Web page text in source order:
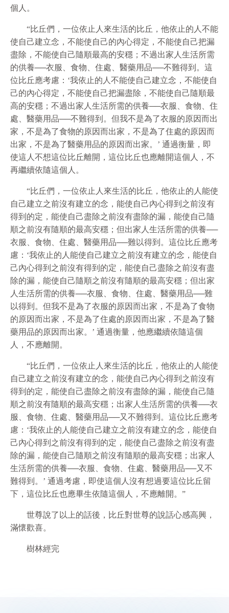
個人。
“比丘們，一位依止人來生活的比丘，他依止的人不能
使自己建立念，不能使自己的內心得定，不能使自己把漏
盡除，不能使自己隨順最高的安穩；不過出家人生活所需
的供養──衣服、食物、住處、醫藥用品──不難得到。這
位比丘應考慮：‘我依止的人不能使自己建立念，不能使自
己的內心得定，不能使自己把漏盡除，不能使自己隨順最
高的安穩；不過出家人生活所需的供養──衣服、食物、住
處、醫藥用品──不難得到。但我不是為了衣服的原因而出
家，不是為了食物的原因而出家，不是為了住處的原因而
出家，不是為了醫藥用品的原因而出家。’ 通過衡量，即
使這人不想這位比丘離開，這位比丘也應離開這個人，不
再繼續依隨這個人。
“比丘們，一位依止人來生活的比丘，他依止的人能使
自己建立之前沒有建立的念，能使自己內心得到之前沒有
得到的定，能使自己盡除之前沒有盡除的漏，能使自己隨
順之前沒有隨順的最高安穩；但出家人生活所需的供養──
衣服、食物、住處、醫藥用品──難以得到。這位比丘應考
慮：‘我依止的人能使自己建立之前沒有建立的念，能使自
己內心得到之前沒有得到的定，能使自己盡除之前沒有盡
除的漏，能使自己隨順之前沒有隨順的最高安穩；但出家
人生活所需的供養──衣服、食物、住處、醫藥用品──難
以得到。但我不是為了衣服的原因而出家，不是為了食物
的原因而出家，不是為了住處的原因而出家，不是為了醫
藥用品的原因而出家。’ 通過衡量，他應繼續依隨這個
人，不應離開。
“比丘們，一位依止人來生活的比丘，他依止的人能使
自己建立之前沒有建立的念，能使自己內心得到之前沒有
得到的定，能使自己盡除之前沒有盡除的漏，能使自己隨
順之前沒有隨順的最高安穩；出家人生活所需的供養──衣
服、食物、住處、醫藥用品──又不難得到。這位比丘應考
慮：‘我依止的人能使自己建立之前沒有建立的念，能使自
己內心得到之前沒有得到的定，能使自己盡除之前沒有盡
除的漏，能使自己隨順之前沒有隨順的最高安穩；出家人
生活所需的供養──衣服、食物、住處、醫藥用品──又不
難得到。’ 通過考慮，即使這個人沒有想過要這位比丘留
下，這位比丘也應畢生依隨這個人，不應離開。”
世尊說了以上的話後，比丘對世尊的說話心感高興，
滿懷歡喜。
樹林經完